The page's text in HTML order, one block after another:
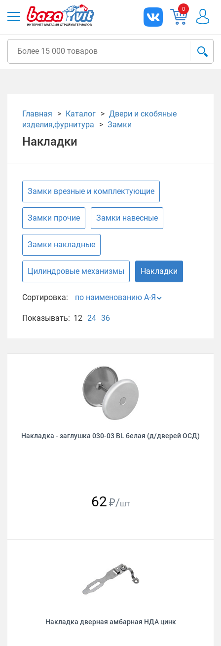
0
Главная Каталог
Двери и скобяные
изделия,фурнитура
Замки
Накладки
Замки врезные и комплектующие
Замки прочие Замки навесные
Замки накладные
Цилиндровые механизмы Накладки
Сортировка: по наименованию А-Я
Показывать: 12 24 36
Накладка - заглушка 030-03 BL белая (д/дверей ОСД)
62 ₽/шт
Накладка дверная амбарная НДА цинк